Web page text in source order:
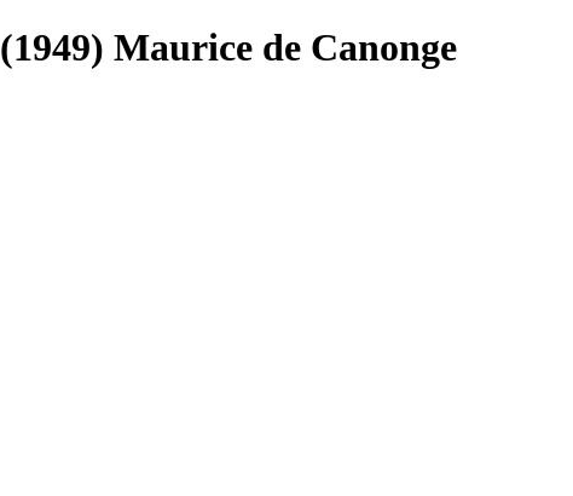
(1949) Maurice de Canonge